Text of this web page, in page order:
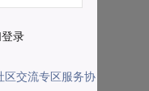
录
区交流专区服务协